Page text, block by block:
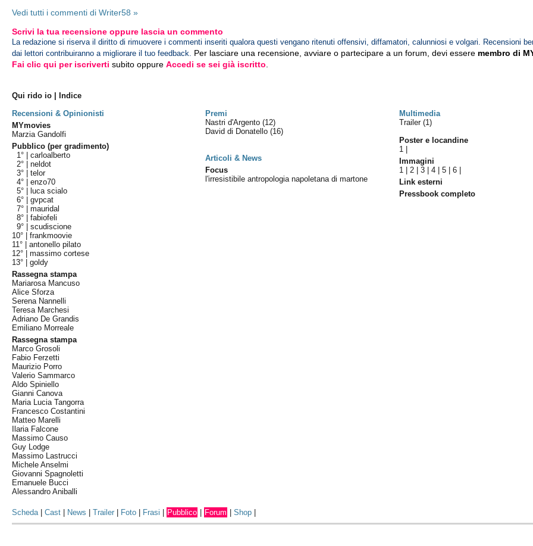
Vedi tutti i commenti di Writer58 »
Scrivi la tua recensione oppure lascia un commento
La redazione si riserva il diritto di rimuovere i commenti inseriti qualora questi vengano ritenuti offensivi, diffamatori, calunniosi e volgari. Recensioni
dai lettori contribuiranno a migliorare il tuo feedback. Per lasciare una recensione, avviare o partecipare a un forum, devi essere membro di
Fai clic qui per iscriverti subito oppureAccedi se sei già iscritto
Qui rido io | Indice
Recensioni & Opinionisti
Premi Multimedia
MYmovies
Marzia Gandolfi
Pubblico (per gradimento)
1° |carloalberto
2° |neldot
3° |telor
4° |enzo70
5° |
luca scialo
6° |gvpcat
7° |mauridal
8° |fabiofeli
9° |scudiscione
10° |frankmoovie
11° |antonello pilato
12° |massimo cortese
13° |goldy
Rassegna stampa
Mariarosa Mancuso
Alice Sforza
Serena Nannelli
Teresa Marchesi
Adriano De Grandis
Emiliano Morreale
Rassegna stampa
Marco Grosoli
Fabio Ferzetti
Maurizio Porro
Valerio Sammarco
Aldo Spiniello
Gianni Canova
Maria Lucia Tangorra
Francesco Costantini
Matteo Marelli
Ilaria Falcone
Massimo Causo
Guy Lodge
Massimo Lastrucci
Michele Anselmi
Giovanni Spagnoletti
Emanuele Bucci
Alessandro Aniballi
Nastri d'Argento(12)
David di Donatello(16)
Articoli & News
Focus
l'irresistibile antropologia napoletana di martone
Trailer (1)
Poster e locandine
1
Immagini
1 |2 |3 |4 |5 |6
Link esterni
Pressbook completo
Scheda|Cast News |Trailer Foto Frasi Pubblico Forum |Shop